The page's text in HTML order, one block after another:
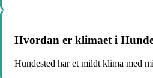
Hvordan er klimaet i
Hundested har et mildt klima med